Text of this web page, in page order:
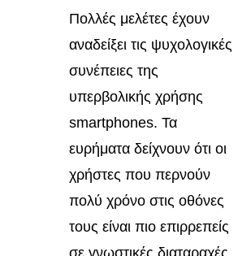
Πολλές μελέτες έχουν
αναδείξει τις ψυχολογικές
συνέπειες της
υπερβολικής χρήσης
smartphones. Τα
ευρήματα δείχνουν ότι οι
χρήστες που περνούν
πολύ χρόνο στις οθόνες
τους είναι πιο επιρρεπείς
σε γνωστικές διαταραχές